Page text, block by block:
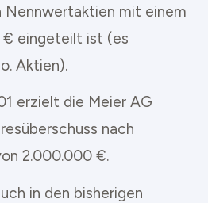
Nennwertaktien mit einem
€ eingeteilt ist (es
Aktien).
erzielt die Meier AG
nach
2.000.000 €.
in den bisherigen